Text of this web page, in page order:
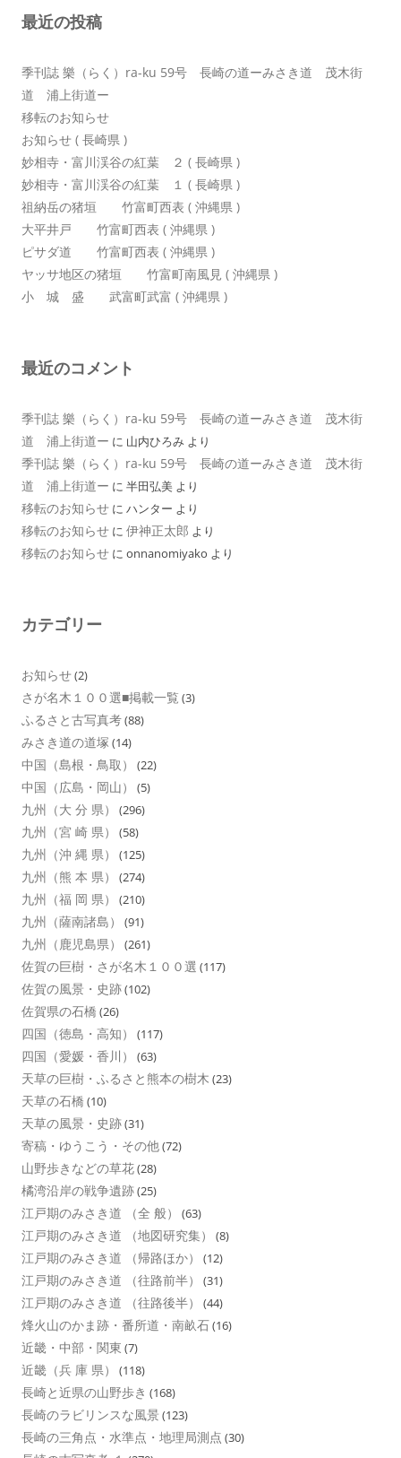
ョ
最近の投稿
季刊誌 樂（らく）ra-ku 59号 長崎の道ーみさき道 茂木街
道 浦上街道ー
移転のお知らせ
お知らせ ( 長崎県 )
妙相寺・富川渓谷の紅葉 ２ ( 長崎県 )
妙相寺・富川渓谷の紅葉 １ ( 長崎県 )
祖納岳の猪垣 竹富町西表 ( 沖縄県 )
大平井戸 竹富町西表 ( 沖縄県 )
ピサダ道 竹富町西表 ( 沖縄県 )
ヤッサ地区の猪垣 竹富町南風見 ( 沖縄県 )
小 城 盛 武富町武富 ( 沖縄県 )
最近のコメント
季刊誌 樂（らく）ra-ku 59号 長崎の道ーみさき道 茂木街
道 浦上街道ー に 山内ひろみ より
季刊誌 樂（らく）ra-ku 59号 長崎の道ーみさき道 茂木街
道 浦上街道ー に 半田弘美 より
移転のお知らせ に ハンター より
移転のお知らせ に 伊神正太郎 より
移転のお知らせ に onnanomiyako より
カテゴリー
お知らせ(2)
さが名木１００選■掲載一覧 (3)
ふるさと古写真考(88)
みさき道の道塚 (14)
中国（島根・鳥取） (22)
中国（広島・岡山） (5)
九州（大 分 県） (296)
九州（宮 崎 県） (58)
九州（沖 縄 県） (125)
九州（熊 本 県） (274)
九州（福 岡 県） (210)
九州（薩南諸島） (91)
九州（鹿児島県） (261)
佐賀の巨樹・さが名木１００選 (117)
佐賀の風景・史跡(102)
佐賀県の石橋 (26)
四国（徳島・高知） (117)
四国（愛媛・香川） (63)
天草の巨樹・ふるさと熊本の樹木 (23)
天草の石橋 (10)
天草の風景・史跡(31)
寄稿・ゆうこう・その他(72)
山野歩きなどの草花(28)
橘湾沿岸の戦争遺跡(25)
江戸期のみさき道 （全 般） (63)
江戸期のみさき道 （地図研究集） (8)
江戸期のみさき道 （帰路ほか） (12)
江戸期のみさき道 （往路前半） (31)
江戸期のみさき道 （往路後半） (44)
烽火山のかま跡・番所道・南畝石(16)
近畿・中部・関東 (7)
近畿（兵 庫 県） (118)
長崎と近県の山野歩き (168)
長崎のラビリンスな風景 (123)
長崎の三角点・水準点・地理局測点 (30)